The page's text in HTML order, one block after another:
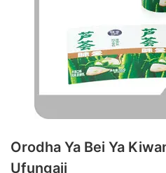
Orodha Ya Bei Ya
Ufungaji